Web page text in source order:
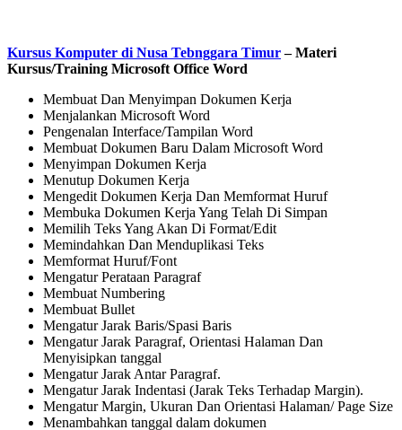
Kursus Komputer di Nusa Tebnggara Timur– Materi
Kursus/Training Microsoft Office Word
Membuat Dan Menyimpan Dokumen Kerja
Menjalankan Microsoft Word
Pengenalan Interface/Tampilan Word
Membuat Dokumen Baru Dalam Microsoft Word
Menyimpan Dokumen Kerja
Menutup Dokumen Kerja
Mengedit Dokumen Kerja Dan Memformat Huruf
Membuka Dokumen Kerja Yang Telah Di Simpan
Memilih Teks Yang Akan Di Format/Edit
Memindahkan Dan Menduplikasi Teks
Memformat Huruf/Font
Mengatur Perataan Paragraf
Membuat Numbering
Membuat Bullet
Mengatur Jarak Baris/Spasi Baris
Mengatur Jarak Paragraf, Orientasi Halaman Dan
Menyisipkan tanggal
Mengatur Jarak Antar Paragraf.
Mengatur Jarak Indentasi (Jarak Teks Terhadap Margin).
Mengatur Margin, Ukuran Dan Orientasi Halaman/ Page Size
Menambahkan tanggal dalam dokumen